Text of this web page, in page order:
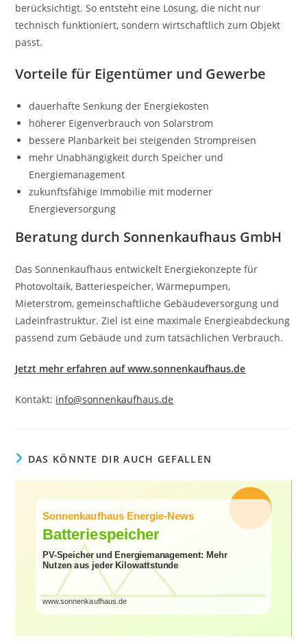
berücksichtigt. So entsteht eine Lösung, die nicht nur
technisch funktioniert, sondern wirtschaftlich zum Objekt
passt.
Vorteile für Eigentümer und Gewerbe
dauerhafte Senkung der Energiekosten
höherer Eigenverbrauch von Solarstrom
bessere Planbarkeit bei steigenden Strompreisen
mehr Unabhängigkeit durch Speicher und
Energiemanagement
zukunftsfähige Immobilie mit moderner
Energieversorgung
Beratung durch Sonnenkaufhaus GmbH
Das Sonnenkaufhaus entwickelt Energiekonzepte für
Photovoltaik, Batteriespeicher, Wärmepumpen,
Mieterstrom, gemeinschaftliche Gebäudeversorgung und
Ladeinfrastruktur. Ziel ist eine maximale Energieabdeckung
passend zum Gebäude und zum tatsächlichen Verbrauch.
Jetzt mehr erfahren auf www.sonnenkaufhaus.de
Kontakt: info@sonnenkaufhaus.de
DAS KÖNNTE DIR AUCH GEFALLEN